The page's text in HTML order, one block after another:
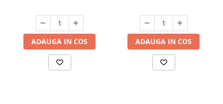
ADAUGA IN COS ADAUGA IN COS